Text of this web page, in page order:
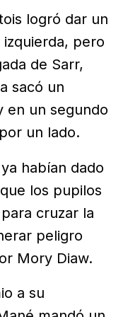
logró dar un
pero
de Sarr,
sacó un
en un segundo
un lado.
habían dado
los pupilos
cruzar la
peligro
Mory Diaw.
a su